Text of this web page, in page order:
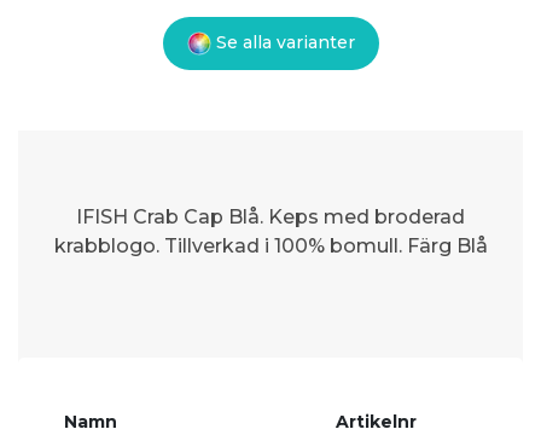
Se alla varianter
IFISH Crab Cap Blå. Keps med broderad
krabblogo. Tillverkad i 100% bomull. Färg Blå
Namn Artikelnr